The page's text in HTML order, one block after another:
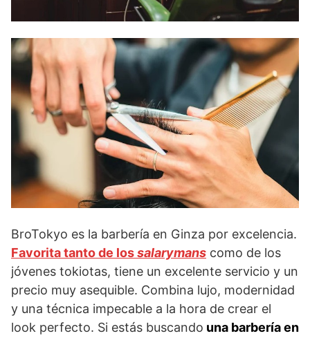
BroTokyo es la barbería en Ginza por excelencia.
Favorita tanto de lossalarymans como de los
jóvenes tokiotas, tiene un excelente servicio y un
precio muy asequible. Combina lujo, modernidad
y una técnica impecable a la hora de crear el
look perfecto. Si estás buscando una barbería en